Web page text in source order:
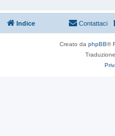
Indice Contattaci
Creato da phpBB®